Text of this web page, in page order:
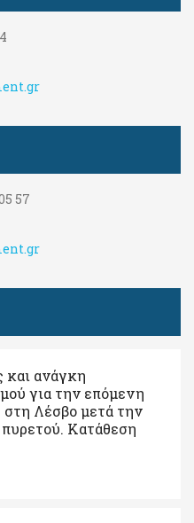
57
και ανάγκη
για την επόμενη
Λέσβο μετά την
Kατάθεση